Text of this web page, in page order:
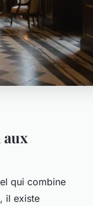
qui combine
il existe